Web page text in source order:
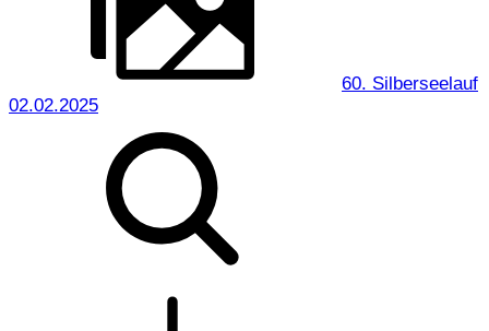
60. Silberseelauf
02.02.2025